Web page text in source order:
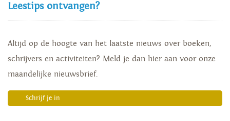
Leestips ontvangen?
Altijd op de hoogte van het laatste nieuws over boeken,
schrijvers en activiteiten? Meld je dan hier aan voor onze
maandelijke nieuwsbrief.
Schrijf je in